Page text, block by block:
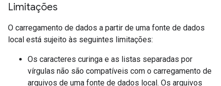
Limitações
O carregamento de dados a partir de uma fonte de dados
local está sujeito às seguintes limitações:
Os caracteres curinga e as listas separadas por
vírgulas não são compatíveis com o carregamento de
arquivos de uma fonte de dados local. Os arquivos